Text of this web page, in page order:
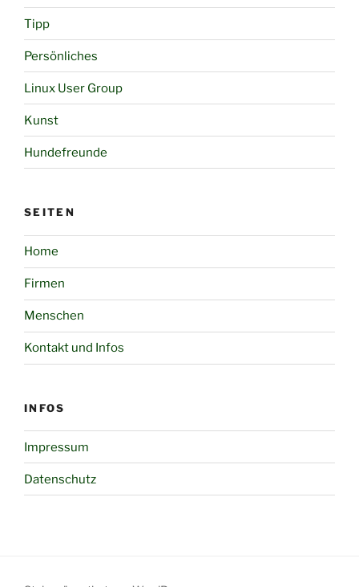
Tipp
Persönliches
Linux User Group
Kunst
Hundefreunde
SEITEN
Home
Firmen
Menschen
Kontakt und Infos
INFOS
Impressum
Datenschutz